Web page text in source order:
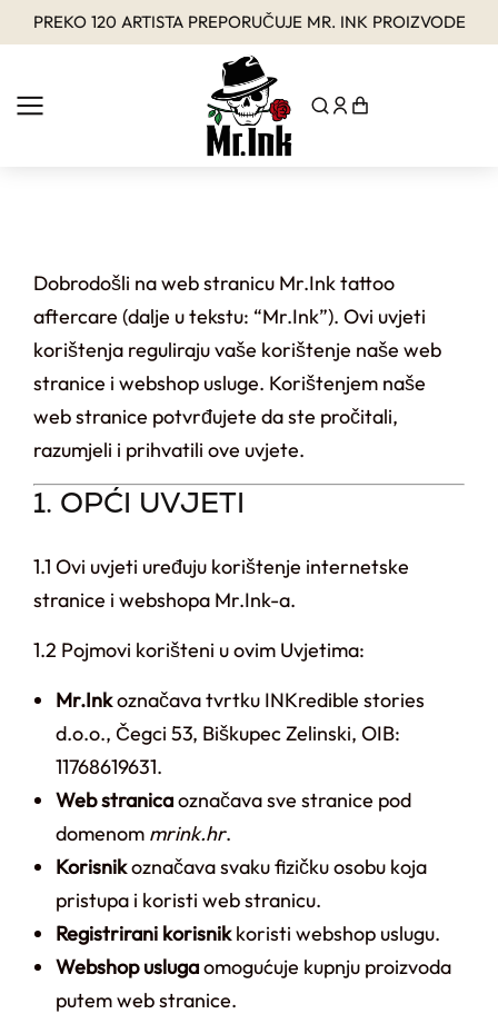
PREKO 120 ARTISTA PREPORUČUJE MR. INK PROIZVODE
Dobrodošli na web stranicu Mr.Ink tattoo
aftercare (dalje u tekstu: “Mr.Ink”). Ovi uvjeti
korištenja reguliraju vaše korištenje naše web
stranice i webshop usluge. Korištenjem naše
web stranice potvrđujete da ste pročitali,
razumjeli i prihvatili ove uvjete.
1. OPĆI UVJETI
1.1 Ovi uvjeti uređuju korištenje internetske
stranice i webshopa Mr.Ink-a.
1.2 Pojmovi korišteni u ovim Uvjetima:
Mr.Inkoznačava tvrtku INKredible stories
d.o.o., Čegci 53, Biškupec Zelinski, OIB:
11768619631.
Web stranicaoznačava sve stranice pod
domenom mrink.hr.
Korisnikoznačava svaku fizičku osobu koja
pristupa i koristi web stranicu.
Registrirani korisnikkoristi webshop uslugu.
Webshop uslugaomogućuje kupnju proizvoda
putem web stranice.